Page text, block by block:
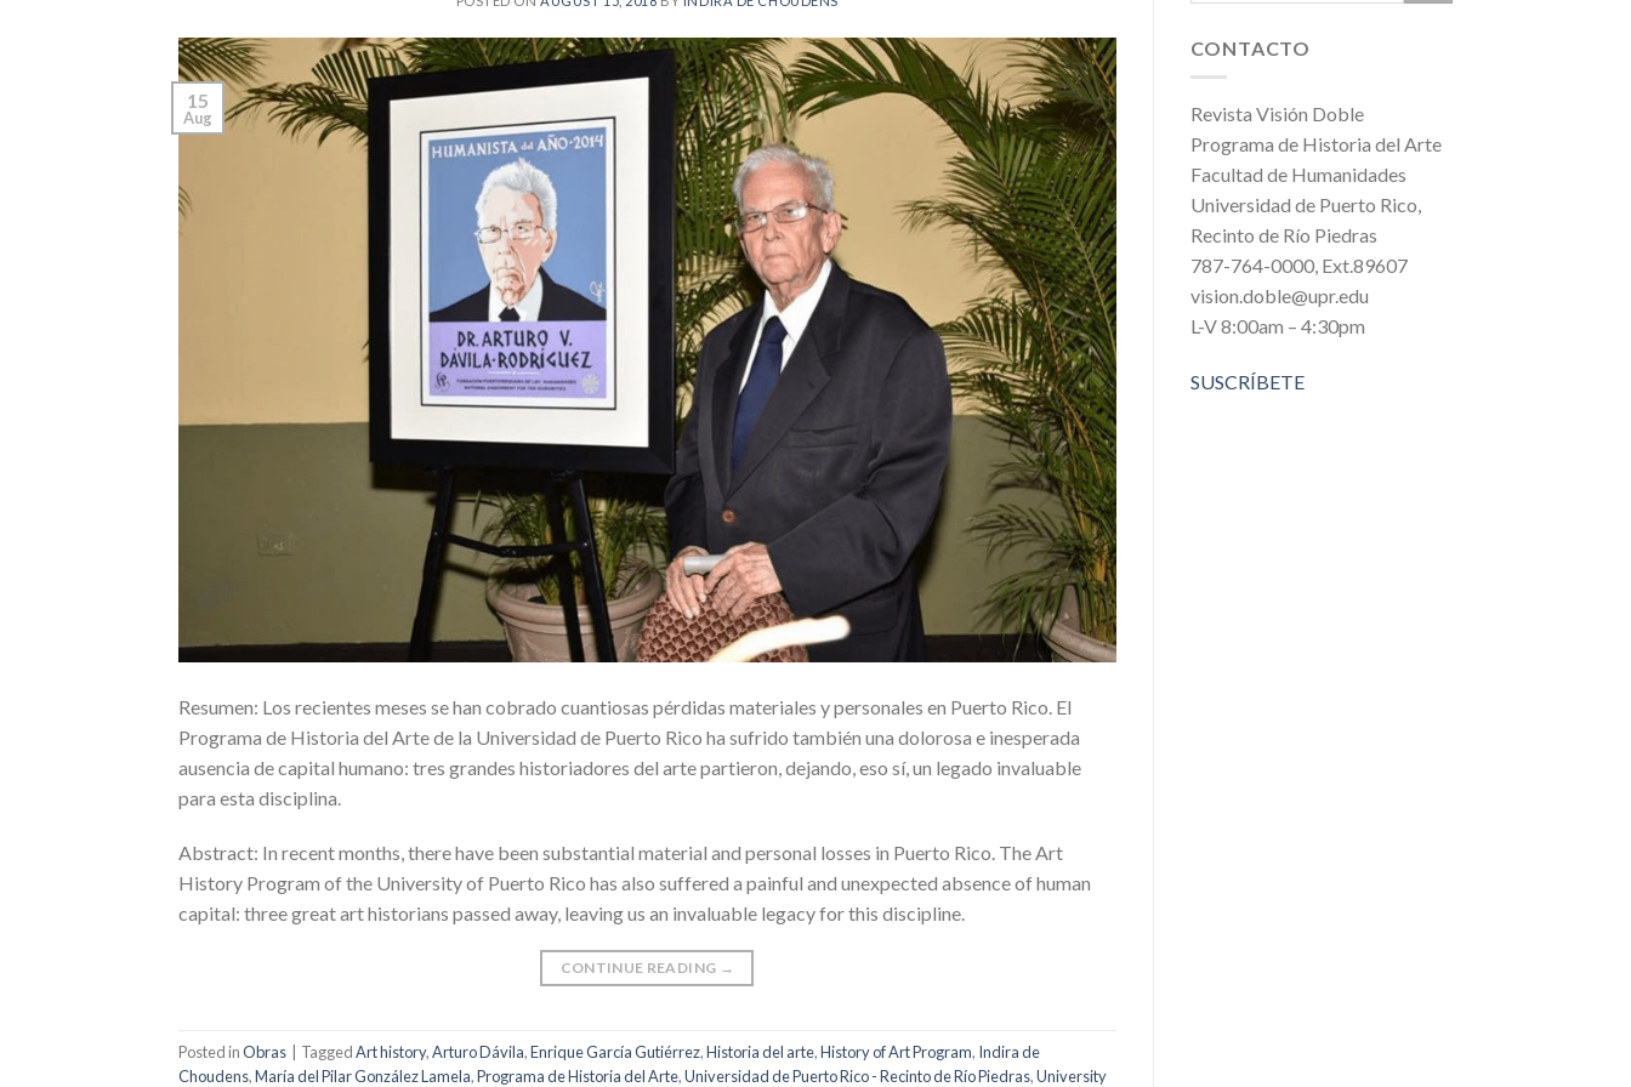
15
Aug
Resumen: Los recientes meses se han cobrado cuantiosas pérdidas materiales y personales en Puerto Rico. El
Programa de Historia del Arte de la Universidad de Puerto Rico ha sufrido también una dolorosa e inesperada
ausencia de capital humano: tres grandes historiadores del arte partieron, dejando, eso sí, un legado invaluable
para esta disciplina.
Abstract: In recent months, there have been substantial material and personal losses in Puerto Rico. The Art
History Program of the University of Puerto Rico has also suffered a painful and unexpected absence of human
capital: three great art historians passed away, leaving us an invaluable legacy for this discipline.
CONTINUE READING →
Posted inObras TaggedArt history,Arturo Dávila,Enrique García Gutiérrez,Historia del arte,History of Art Program, Indira de
Choudens,María del Pilar González Lamela,Programa de Historia del Arte,Universidad de Puerto Rico - Recinto de Río Piedras,University
CONTACTO
Revista Visión Doble
Programa de Historia del Arte
Facultad de Humanidades
Universidad de Puerto Rico,
Recinto de Río Piedras
787-764-0000, Ext.89607
vision.doble@upr.edu
L-V 8:00am – 4:30pm
SUSCRÍBETE